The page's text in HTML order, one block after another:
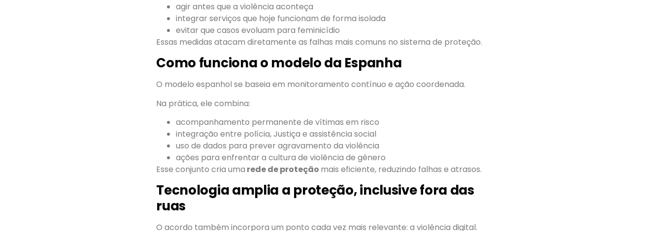
agir antes que a violência aconteça
integrar serviços que hoje funcionam de forma isolada
evitar que casos evoluam para feminicídio
Essas medidas atacam diretamente as falhas mais comuns no sistema de proteção.
Como funciona o modelo da Espanha
O modelo espanhol se baseia em monitoramento contínuo e ação coordenada.
Na prática, ele combina:
acompanhamento permanente de vítimas em risco
integração entre polícia, Justiça e assistência social
uso de dados para prever agravamento da violência
ações para enfrentar a cultura de violência de gênero
Esse conjunto cria uma rede de proteção mais eficiente, reduzindo falhas e atrasos.
Tecnologia amplia a proteção, inclusive fora das
ruas
O acordo também incorpora um ponto cada vez mais relevante: a violência digital.